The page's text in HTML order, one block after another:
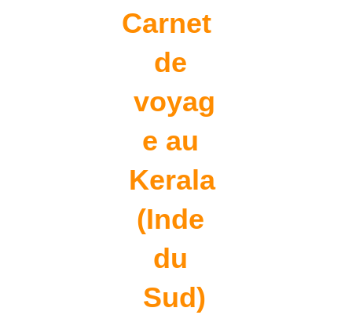
Carnet
de
voyag
e au
Kerala
(Inde
du
Sud)